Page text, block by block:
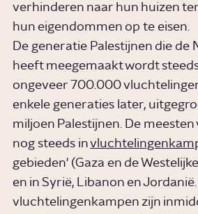
verhinderen naar hun huizen
hun eigendommen op te eisen.
De generatie Palestijnen die de
heeft meegemaakt wordt
ongeveer 700.000
enkele generaties later,
miljoen Palestijnen. De meesten
nog steeds in
gebieden' (Gaza en de
en in Syrië, Libanon en
vluchtelingenkampen zijn